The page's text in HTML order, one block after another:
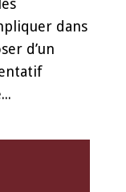
dans
d’un